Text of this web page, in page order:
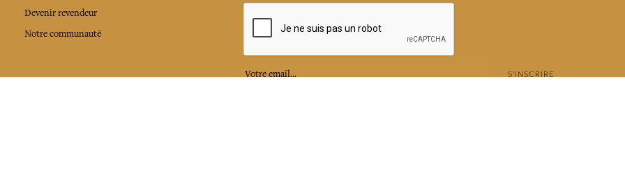
Devenir revendeur
Notre communauté
S'INSCRIRE